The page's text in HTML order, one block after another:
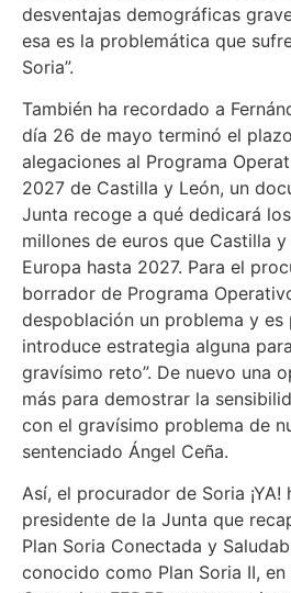
desventajas demográficas
esa es la problemática que
Soria”.
También ha recordado a
día 26 de mayo terminó el
alegaciones al Programa
2027 de Castilla y León, un
Junta recoge a qué dedicará
millones de euros que Castilla
Europa hasta 2027. Para el
borrador de Programa
despoblación un problema y es
introduce estrategia alguna
gravísimo reto”. De nuevo una
más para demostrar la
con el gravísimo problema de
sentenciado Ángel Ceña.
Así, el procurador de Soria ¡YA!
presidente de la Junta que
Plan Soria Conectada y
conocido como Plan Soria II, en